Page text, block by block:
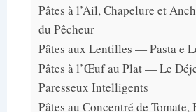
Pâtes à l’Ail, Chapelure et
du Pêcheur
Pâtes aux Lentilles — Pasta e
Pâtes à l’Œuf au Plat — Le
Paresseux Intelligents
Pâtes au Concentré de Tomate,